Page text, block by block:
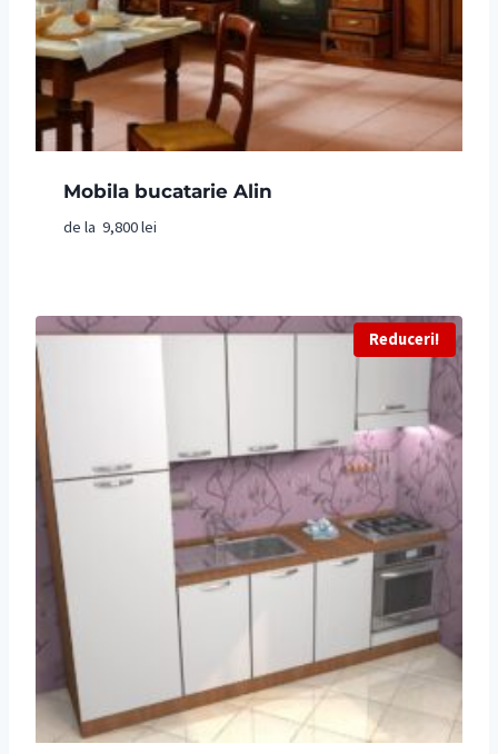
Mobila bucatarie Alin
de la 9,800lei
Reduceri!